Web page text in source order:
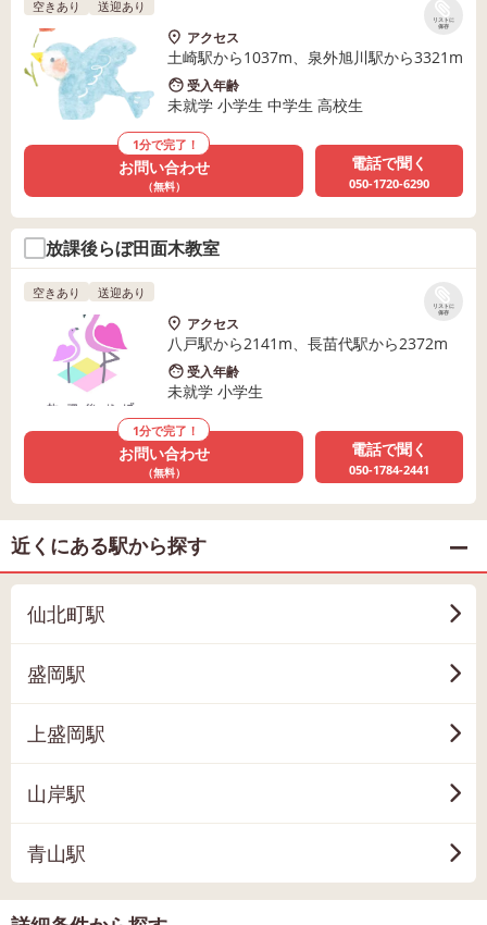
リストに
保存
空きあり 送迎あり
アクセス
土崎駅から1037m、泉外旭川駅から3321m
受入年齢
未就学 小学生 中学生 高校生
1分で完了！
お問い合わせ
（無料）
電話で聞く
050-1720-6290
放課後らぼ田面木教室
リストに
保存
空きあり 送迎あり
アクセス
八戸駅から2141m、長苗代駅から2372m
受入年齢
未就学 小学生
1分で完了！
お問い合わせ
（無料）
電話で聞く
050-1784-2441
近くにある駅から探す
仙北町駅
盛岡駅
上盛岡駅
山岸駅
青山駅